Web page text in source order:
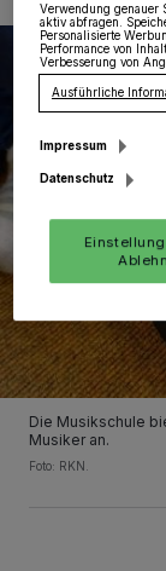
Die Musikschule
Musiker an.
Foto: RKN.
Verwendung genauer
aktiv abfragen.
Personalisierte
Performance von
Verbesserung von
Ausführliche
Impressum
Datenschutz